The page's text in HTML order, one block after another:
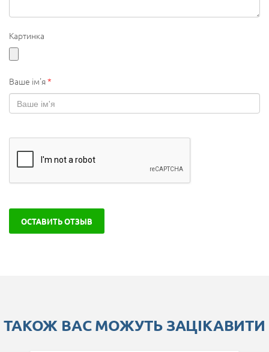
Картинка
Ваше ім'я*
ОСТАВИТЬ ОТЗЫВ
ТАКОЖ ВАС МОЖУТЬ ЗАЦІКАВИТИ